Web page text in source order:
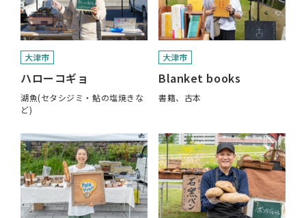
大津市
ハローコギョ
湖魚(セタシジミ・鮎の塩焼きな
ど)
大津市
Blanket books
書籍、古本